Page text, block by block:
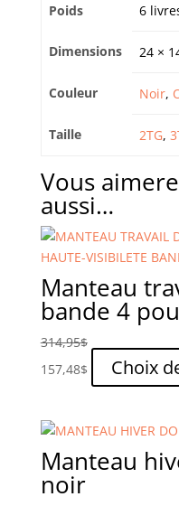
Poids 6
Dimensions 24 ×
Couleur Noir,
Taille 2TG,
Vous
aussi…
Manteau
bande 4
314,95$
157,48$ Choix
Manteau
noir